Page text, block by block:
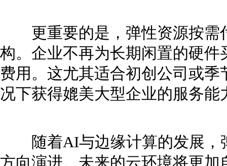
更重要的是，弹性资源按需
构。企业不再为长期闲置的硬
费用。这尤其适合初创公司或
况下获得媲美大型企业的服务能
随着AI与边缘计算的发展，
方向演进。未来的云环境将更